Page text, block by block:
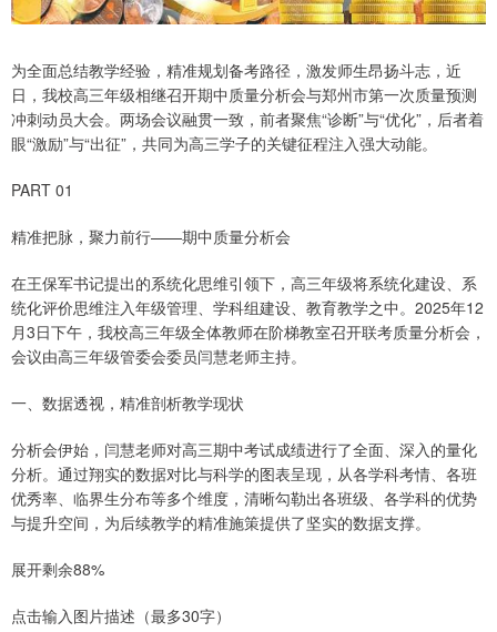
为全面总结教学经验，精准规划备考路径，激发师生昂扬斗志，近
日，我校高三年级相继召开期中质量分析会与郑州市第一次质量预测
冲刺动员大会。两场会议融贯一致，前者聚焦“诊断”与“优化”，后者着
眼“激励”与“出征”，共同为高三学子的关键征程注入强大动能。
PART 01
精准把脉，聚力前行——期中质量分析会
在王保军书记提出的系统化思维引领下，高三年级将系统化建设、系
统化评价思维注入年级管理、学科组建设、教育教学之中。2025年12
月3日下午，我校高三年级全体教师在阶梯教室召开联考质量分析会，
会议由高三年级管委会委员闫慧老师主持。
一、数据透视，精准剖析教学现状
分析会伊始，闫慧老师对高三期中考试成绩进行了全面、深入的量化
分析。通过翔实的数据对比与科学的图表呈现，从各学科考情、各班
优秀率、临界生分布等多个维度，清晰勾勒出各班级、各学科的优势
与提升空间，为后续教学的精准施策提供了坚实的数据支撑。
展开剩余88%
点击输入图片描述（最多30字）